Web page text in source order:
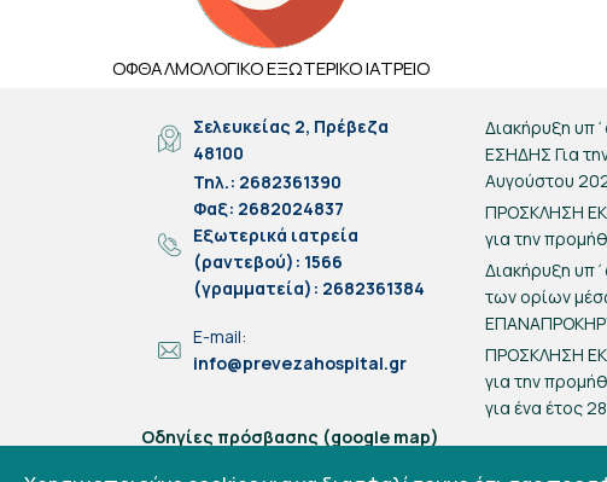
ΟΦΘΑΛΜΟΛΟΓΙΚΟ ΕΞΩΤΕΡΙΚΟ ΙΑΤΡΕΙΟ
Σελευκείας 2, Πρέβεζα
48100
Τηλ.: 2682361390
Φαξ: 2682024837
Eξωτερικά ιατρεία
(ραντεβού): 1566
(γραμματεία): 2682361384
E-mail:
info@prevezahospital.gr
Οδηγίες πρόσβασης (google map)
Διακήρυξη
ΕΣΗΔΗΣ Για
Αυγούστου
ΠΡΟΣΚΛΗΣΗ
για την
Διακήρυξη
των ορίων
ΠΡΟΣΚΛΗΣΗ
για την
για ένα έτος